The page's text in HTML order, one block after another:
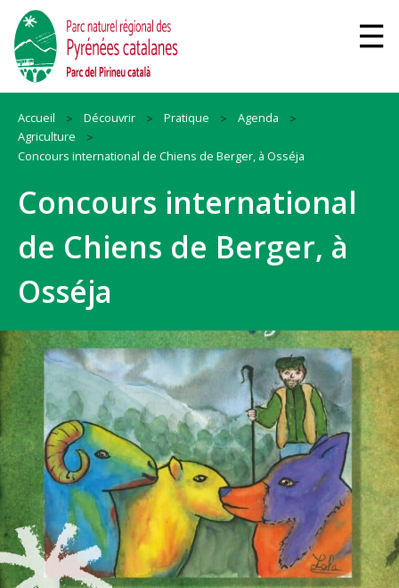
Accueil Découvrir Pratique
Agenda
Agriculture
Concours international de Chiens de Berger, à Osséja
Concours international
de Chiens de Berger, à
Osséja